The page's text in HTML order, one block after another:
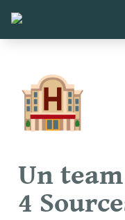
🏨
Un
4